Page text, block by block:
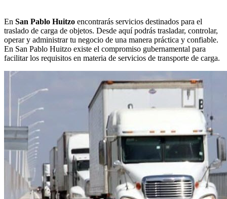
En San Pablo Huitzo encontrarás servicios destinados para el
traslado de carga de objetos. Desde aquí podrás trasladar, controlar,
operar y administrar tu negocio de una manera práctica y confiable.
En San Pablo Huitzo existe el compromiso gubernamental para
facilitar los requisitos en materia de servicios de transporte de carga.